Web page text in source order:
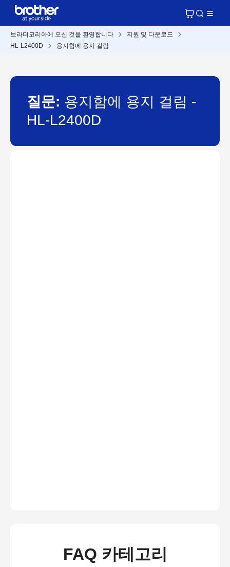
브라더코리아에 오신 것을 환영합니다
지원 및 다운로드
HL-L2400D
용지함에 용지 걸림
질문: 용지함에 용지 걸림 -
HL-L2400D
FAQ 카테고리